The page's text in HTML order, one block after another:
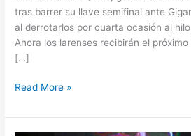
tras barrer su llave semifinal ante
al derrotarlos por cuarta ocasión al
Ahora los larenses recibirán el
[…]
Read More »